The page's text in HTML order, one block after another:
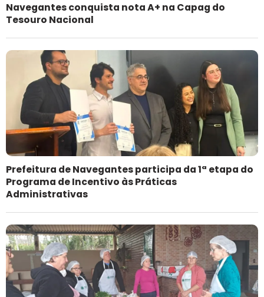
Navegantes conquista nota A+ na Capag do
Tesouro Nacional
Prefeitura de Navegantes participa da 1ª etapa do
Programa de Incentivo às Práticas
Administrativas